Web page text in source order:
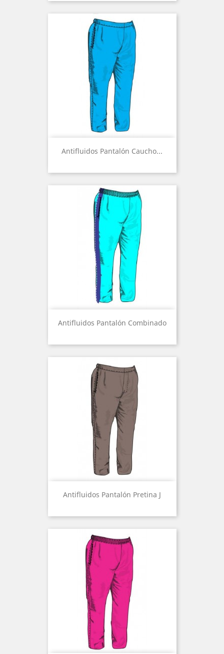
Antifluidos Pantalón Caucho...
Antifluidos Pantalón Combinado
Antifluidos Pantalón Pretina J